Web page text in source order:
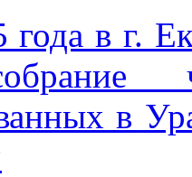
года в г.
в